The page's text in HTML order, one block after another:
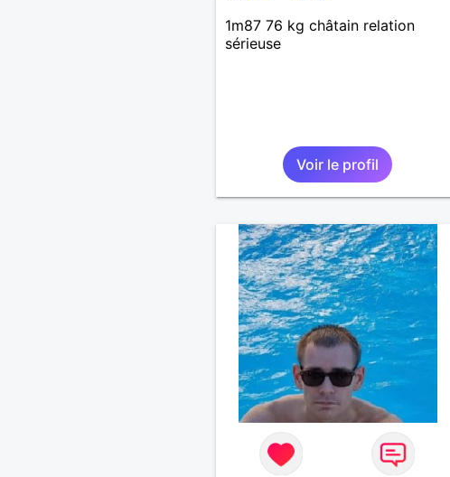
1m87 76 kg châtain relation
sérieuse
Voir le profil